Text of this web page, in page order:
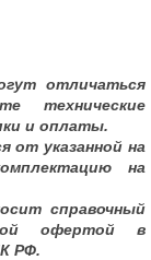
отличаться
технические
и оплаты.
от указанной на
на
справочный
офертой в
РФ.